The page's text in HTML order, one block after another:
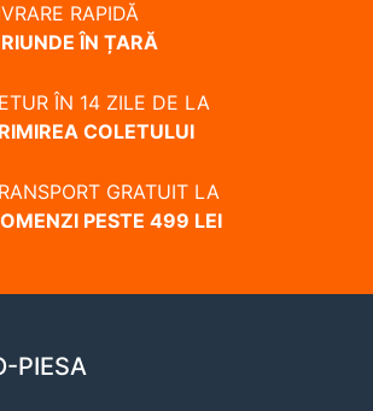
RAPIDĂ
ÎN ȚARĂ
ÎN 14 ZILE DE LA
COLETULUI
GRATUIT LA
PESTE 499 LEI
PIESA